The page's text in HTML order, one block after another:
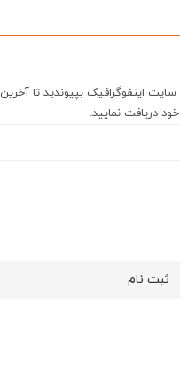
اینفوگرافیک بپیوندید تا آخرین
دریافت نمایید.